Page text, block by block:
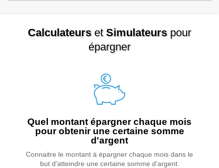
CalculateursetSimulateurspour
épargner
Quel montant épargner chaque mois
pour obtenir une certaine somme
d'argent
Connaitre le montant à épargner chaque mois dans le
but d'atteindre une certaine somme d'argent.